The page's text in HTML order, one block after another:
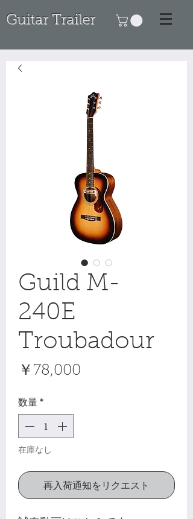
Guitar Trailer
Guild M-
240E
Troubadour
￥78,000
数量*
在庫なし
再入荷通知をリクエスト